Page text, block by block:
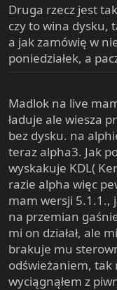
Druga rzecz jest
czy to wina dysku,
a jak zamówię w
poniedziałek, a
Madlok na live
ładuje ale wiesza
bez dysku. na
teraz alpha3. Jak
wyskakuje KDL(
razie alpha więc
mam wersji 5.1.1.,
na przemian
mi on działał, ale
brakuje mu
odświeżaniem, tak
wyciągnąłem z